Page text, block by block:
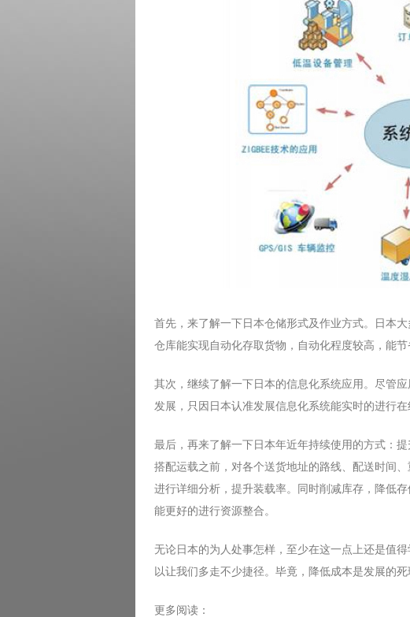
首先，来了解一下日本仓储形式及作业方式。日本
仓库能实现自动化存取货物，自动化程度较高，能
其次，继续了解一下日本的信息化系统应用。尽管
发展，只因日本认准发展信息化系统能实时的进行
最后，再来了解一下日本年近年持续使用的方式：
搭配运载之前，对各个送货地址的路线、配送时间
进行详细分析，提升装载率。同时削减库存，降低
能更好的进行资源整合。
无论日本的为人处事怎样，至少在这一点上还是值
以让我们多走不少捷径。毕竟，降低成本是发展的死
更多阅读：